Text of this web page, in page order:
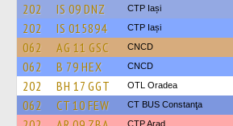
202 IS 09 DNZ CTP Iași
202 IS 015894 CTP Iași
062 AG 11 GSC CNCD
062 B 79 HEX CNCD
202 BH 17 GGT OTL Oradea
062 CT 10 FEW CT BUS Constanţa
CTP Arad